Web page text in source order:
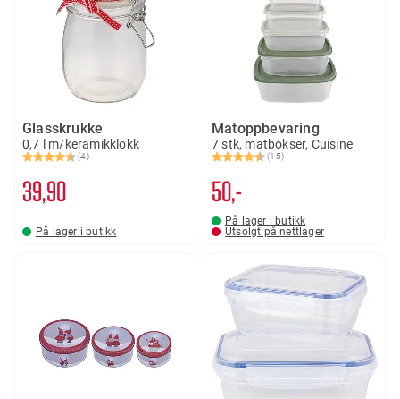
Glasskrukke
0,7 l m/keramikklokk
Karakter:
(4)
4.8 av 5 mulige
39 90
På lager i butikk
Matoppbevaring
7 stk, matbokser, Cuisine
Karakter:
(15)
4.9 av 5 mulige
50,-
På lager i butikk
Utsolgt på nettlager